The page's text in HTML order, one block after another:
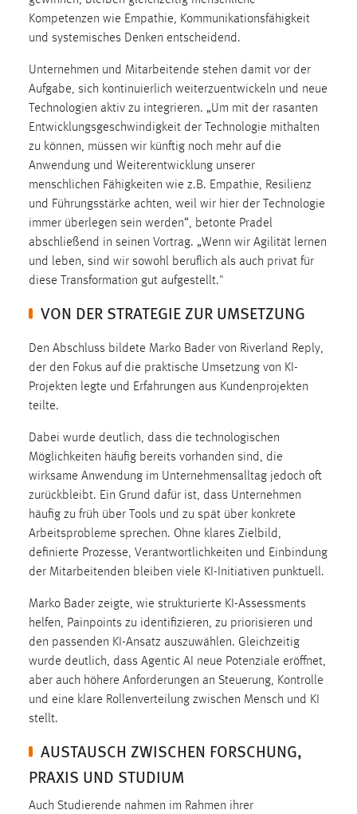
Kompetenzen wie Empathie, Kommunikationsfähigkeit
und systemisches Denken entscheidend.
Unternehmen und Mitarbeitende stehen damit vor der
Aufgabe, sich kontinuierlich weiterzuentwickeln und neue
Technologien aktiv zu integrieren. „Um mit der rasanten
Entwicklungsgeschwindigkeit der Technologie mithalten
zu können, müssen wir künftig noch mehr auf die
Anwendung und Weiterentwicklung unserer
menschlichen Fähigkeiten wie z.B. Empathie, Resilienz
und Führungsstärke achten, weil wir hier der Technologie
immer überlegen sein werden“, betonte Pradel
abschließend in seinen Vortrag. „Wenn wir Agilität lernen
und leben, sind wir sowohl beruflich als auch privat für
diese Transformation gut aufgestellt."
VON DER STRATEGIE ZUR UMSETZUNG
Den Abschluss bildete Marko Bader von Riverland Reply,
der den Fokus auf die praktische Umsetzung von KI-
Projekten legte und Erfahrungen aus Kundenprojekten
teilte.
Dabei wurde deutlich, dass die technologischen
Möglichkeiten häufig bereits vorhanden sind, die
wirksame Anwendung im Unternehmensalltag jedoch oft
zurückbleibt. Ein Grund dafür ist, dass Unternehmen
häufig zu früh über Tools und zu spät über konkrete
Arbeitsprobleme sprechen. Ohne klares Zielbild,
definierte Prozesse, Verantwortlichkeiten und Einbindung
der Mitarbeitenden bleiben viele KI-Initiativen punktuell.
Marko Bader zeigte, wie strukturierte KI-Assessments
helfen, Painpoints zu identifizieren, zu priorisieren und
den passenden KI-Ansatz auszuwählen. Gleichzeitig
wurde deutlich, dass Agentic AI neue Potenziale eröffnet,
aber auch höhere Anforderungen an Steuerung, Kontrolle
und eine klare Rollenverteilung zwischen Mensch und KI
stellt.
AUSTAUSCH ZWISCHEN FORSCHUNG,
PRAXIS UND STUDIUM
Auch Studierende nahmen im Rahmen ihrer
Cookie Laufzeit:
Max. 13 Monate
MARKETING
Marketing Cookies werden von Drittanbietern
verwendet, um personalisierte Werbung anzuzeigen.
Sie tun dies, indem sie Besucher über Websites
hinweg verfolgen.
Google Ads
Name:
_gcl_au
Anbieter:
Zweck:
Conversion-Tracking
Facebook Pixel
Name:
_fbp
Anbieter:
Facebook
Zweck:
Conversion-Tracking
Cookie Laufzeit:
3 Monate
EXTERNE MEDIEN
Um Inhalte von Videoplattformen und Social Media
externen Medien Cookies gesetzt.